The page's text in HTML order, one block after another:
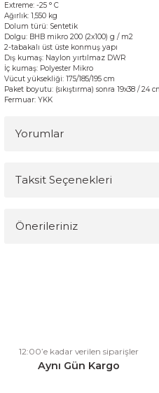
Extreme: -25 ° C
Ağırlık: 1,550 kg
Dolum türü: Sentetik
Dolgu: BHB mikro 200 (2x100) g / m2
2-tabakalı üst üste konmuş yapı
Dış kumaş: Naylon yırtılmaz DWR
İç kumaş: Polyester Mikro
Vücut yüksekliği: 175/185/195 cm
Paket boyutu: (sıkıştırma) sonra 19x38 / 24
Fermuar: YKK
Yorumlar
Taksit Seçenekleri
Önerileriniz
Ürün açıklamasında eksik bilgiler
Ürün bilgilerinde hatalar
12:00’e kadar verilen siparişler
Aynı Gün Kargo